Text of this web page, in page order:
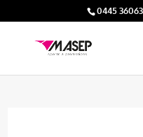
0445